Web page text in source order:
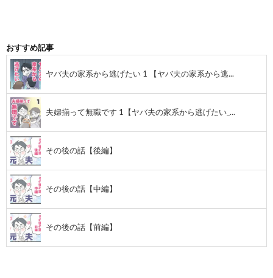
おすすめ記事
ヤバ夫の家系から逃げたい 1 【ヤバ夫の家系から逃...
夫婦揃って無職です 1【ヤバ夫の家系から逃げたい_...
その後の話【後編】
その後の話【中編】
その後の話【前編】